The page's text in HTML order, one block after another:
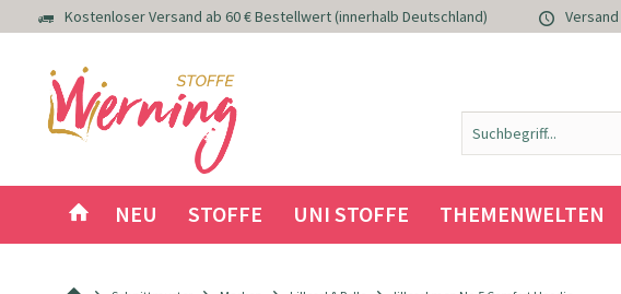
Kostenloser Versand ab 60 € Bestellwert (innerhalb Deutschland)
NEU STOFFE UNI STOFFE THEMENWELTEN